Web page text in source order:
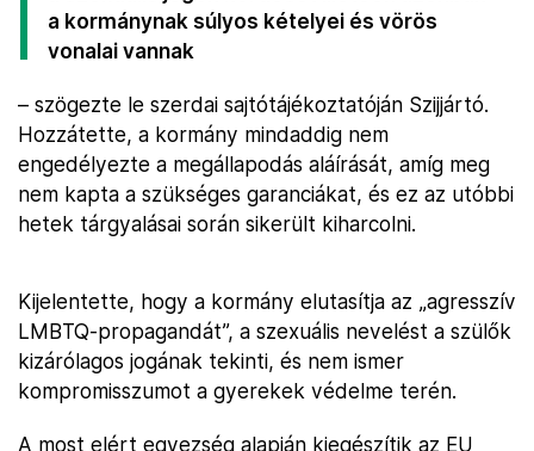
a kormánynak súlyos kételyei és vörös
vonalai vannak
– szögezte le szerdai sajtótájékoztatóján Szijjártó.
Hozzátette, a kormány mindaddig nem
engedélyezte a megállapodás aláírását, amíg meg
nem kapta a szükséges garanciákat, és ez az utóbbi
hetek tárgyalásai során sikerült kiharcolni.
Kijelentette, hogy a kormány elutasítja az „agresszív
LMBTQ-propagandát”, a szexuális nevelést a szülők
kizárólagos jogának tekinti, és nem ismer
kompromisszumot a gyerekek védelme terén.
A most elért egyezség alapján kiegészítik az EU